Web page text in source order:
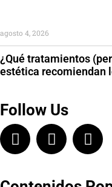
¿Qué tratamientos
estética recomiendan
agosto 4, 2026
Follow Us